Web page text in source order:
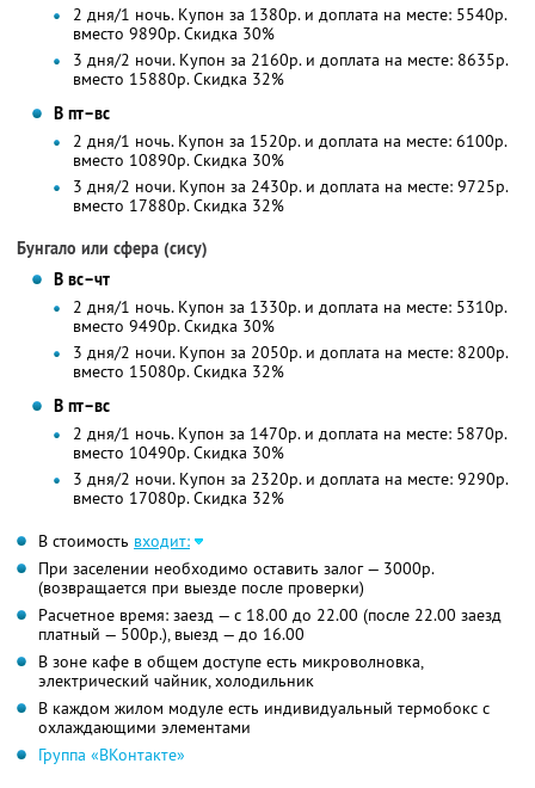
2 дня/1 ночь. Купон за 1380р. и доплата на месте: 5540р.
вместо 9890р.Скидка 30%
3 дня/2 ночи. Купон за 2160р. и доплата на месте: 8635р.
вместо 15880р.Скидка 32%
В пт–вс
2 дня/1 ночь. Купон за 1520р. и доплата на месте: 6100р.
вместо 10890р.Скидка 30%
3 дня/2 ночи. Купон за 2430р. и доплата на месте: 9725р.
вместо 17880р.Скидка 32%
Бунгало или сфера (сису)
В вс–чт
2 дня/1 ночь. Купон за 1330р. и доплата на месте: 5310р.
вместо 9490р.Скидка 30%
3 дня/2 ночи. Купон за 2050р. и доплата на месте: 8200р.
вместо 15080р.Скидка 32%
В пт–вс
2 дня/1 ночь. Купон за 1470р. и доплата на месте: 5870р.
вместо 10490р.Скидка 30%
3 дня/2 ночи. Купон за 2320р. и доплата на месте: 9290р.
вместо 17080р.Скидка 32%
В стоимость входит:
При заселении необходимо оставить залог — 3000р.
(возвращается при выезде после проверки)
Расчетное время: заезд — с 18.00 до 22.00 (после 22.00 заезд
платный — 500р.), выезд — до 16.00
В зоне кафе в общем доступе есть микроволновка,
электрический чайник, холодильник
В каждом жилом модуле есть индивидуальный термобокс с
охлаждающими элементами
Группа «ВКонтакте»